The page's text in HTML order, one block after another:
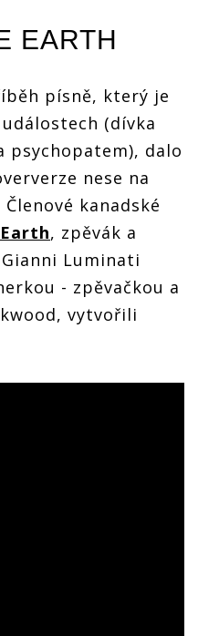
EARTH
písně, který je
(dívka
psychopatem), dalo
nese na
kanadské
, zpěvák a
Luminati
- zpěvačkou a
vytvořili